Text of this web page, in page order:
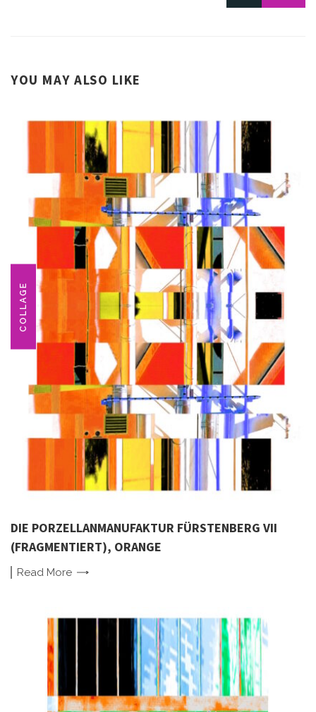
YOU MAY ALSO LIKE
COLLAGE
DIE PORZELLANMANUFAKTUR FÜRSTENBERG VII
(FRAGMENTIERT), ORANGE
Read More